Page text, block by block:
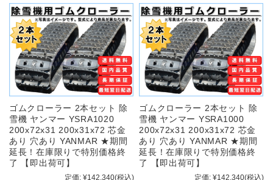
ゴムクローラー 2本セット 除
雪機 ヤンマー YSRA1020
200x72x31 200x31x72 芯金
あり 穴あり YANMAR ★期間
延長！在庫限りで特別価格終
了 【即出荷可】
定価: ¥142,340(税込)
ゴムクローラー 2本セット 除
雪機 ヤンマー YSRA1000
200x72x31 200x31x72 芯金
あり 穴あり YANMAR ★期間
延長！在庫限りで特別価格終
了 【即出荷可】
定価: ¥142,340(税込)